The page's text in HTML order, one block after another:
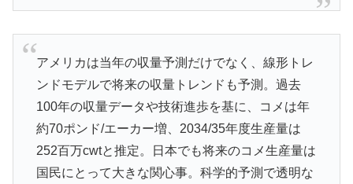
アメリカは当年の収量予測だけでなく、線形トレ
ンドモデルで将来の収量トレンドも予測。過去
100年の収量データや技術進歩を基に、コメは年
約70ポンド/エーカー増、2034/35年度生産量は
252百万cwtと推定。日本でも将来のコメ生産量は
国民にとって大きな関心事。科学的予測で透明な